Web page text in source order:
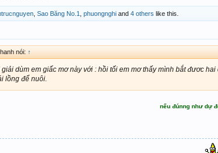
Sao Băng No.1 phuongnghi and 4 others like this.
nói: ↑
giải dùm em giấc mơ này với : hồi tối em mơ thấy mình bắt đươc
lồng để nuôi.
nếu đúnng như dự